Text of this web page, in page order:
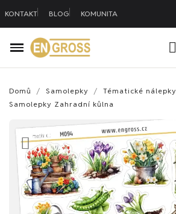
KONTAKT BLOG KOMUNITA
Domů Samolepky Tématické nálepky
Samolepky Zahradní kůlna